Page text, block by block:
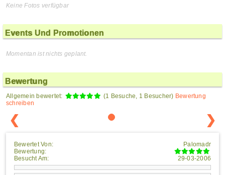
Keine Fotos verfügbar
Events Und Promotionen
Momentan ist nichts geplant.
Bewertung
Allgemein bewertet: (1 Besuche, 1 Besucher) Bewertung
schreiben
❮ ❯
Bewertet Von:
Bewertung:
Besucht Am:
Palomadr
29-03-2006